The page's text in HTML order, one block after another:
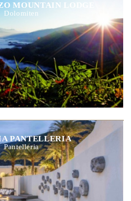
MOUNTAIN LODGE
Dolomiten
PANTELLERIA
Pantelleria